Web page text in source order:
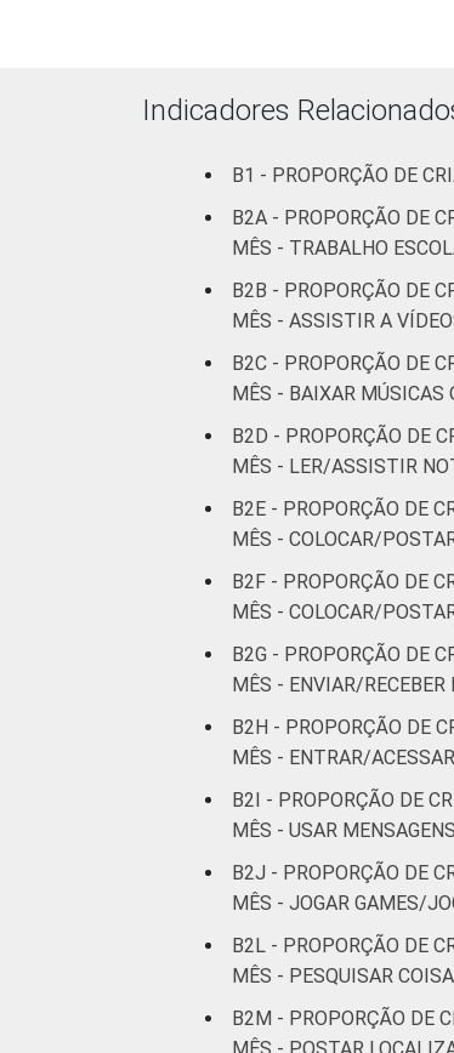
Indicadores
B1 - PROPORÇÃO DE
B2A - PROPORÇÃO DE
MÊS - TRABALHO
B2B - PROPORÇÃO DE
MÊS - ASSISTIR A
B2C - PROPORÇÃO DE
MÊS - BAIXAR MÚSICAS
B2D - PROPORÇÃO DE
MÊS - LER/ASSISTIR
B2E - PROPORÇÃO DE
MÊS - COLOCAR/
B2F - PROPORÇÃO DE
MÊS - COLOCAR/
B2G - PROPORÇÃO DE
MÊS - ENVIAR/
B2H - PROPORÇÃO DE
MÊS - ENTRAR/
B2I - PROPORÇÃO DE
MÊS - USAR
B2J - PROPORÇÃO DE
MÊS - JOGAR GAMES/
B2L - PROPORÇÃO DE
MÊS - PESQUISAR
B2M - PROPORÇÃO DE